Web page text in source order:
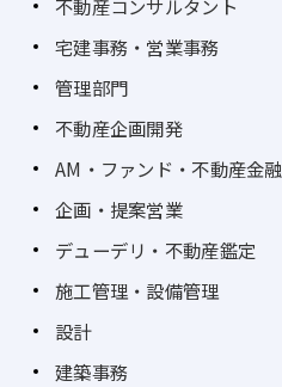
不動産コンサルタント
宅建事務・営業事務
管理部門
不動産企画開発
AM・ファンド・不動産金融
企画・提案営業
デューデリ・不動産鑑定
施工管理・設備管理
設計
建築事務